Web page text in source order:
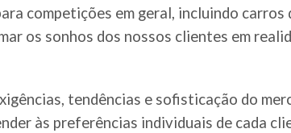
competições em geral, incluindo
os sonhos dos nossos clientes em
tendências e sofisticação do
às preferências individuais de cada